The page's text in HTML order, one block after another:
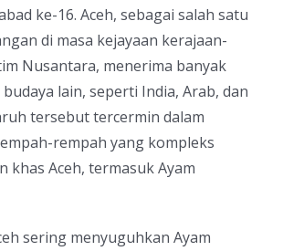
ke-16. Aceh, sebagai salah satu
di masa kejayaan kerajaan-
Nusantara, menerima banyak
lain, seperti India, Arab, dan
tersebut tercermin dalam
rempah yang kompleks
khas Aceh, termasuk Ayam
sering menyuguhkan Ayam